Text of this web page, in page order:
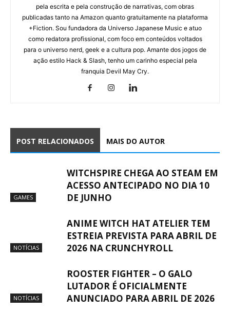
pela escrita e pela construção de narrativas, com obras
publicadas tanto na Amazon quanto gratuitamente na plataforma
+Fiction. Sou fundadora da Universo Japanese Music e atuo
como redatora profissional, com foco em conteúdos voltados
para o universo nerd, geek e a cultura pop. Amante dos jogos de
ação estilo Hack & Slash, tenho um carinho especial pela
franquia Devil May Cry.
POST RELACIONADOS MAIS DO AUTOR
GAMES
WITCHSPIRE CHEGA AO STEAM EM
ACESSO ANTECIPADO NO DIA 10
DE JUNHO
NOTÍCIAS
ANIME WITCH HAT ATELIER TEM
ESTREIA PREVISTA PARA ABRIL DE
2026 NA CRUNCHYROLL
NOTÍCIAS
ROOSTER FIGHTER – O GALO
LUTADOR É OFICIALMENTE
ANUNCIADO PARA ABRIL DE 2026